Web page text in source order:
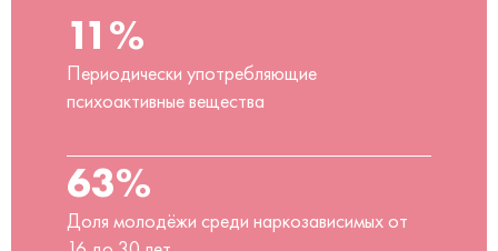
11%
Периодически употребляющие
психоактивные вещества
63%
Доля молодёжи среди наркозависимых от